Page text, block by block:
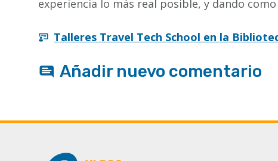
experiencia lo más real posible, y dando
Talleres Travel Tech School en la
Añadir nuevo comentario